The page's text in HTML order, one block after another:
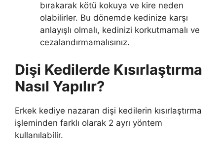
bırakarak kötü kokuya ve kire neden
olabilirler. Bu dönemde kedinize karşı
anlayışlı olmalı, kedinizi korkutmamalı ve
cezalandırmamalısınız.
Dişi Kedilerde Kısırlaştırma
Nasıl Yapılır?
Erkek kediye nazaran dişi kedilerin kısırlaştırma
işleminden farklı olarak 2 ayrı yöntem
kullanılabilir.